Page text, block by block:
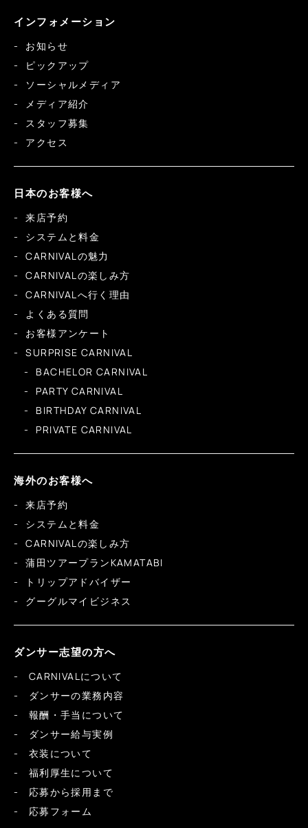
インフォメーション
お知らせ
ピックアップ
ソーシャルメディア
メディア紹介
スタッフ募集
アクセス
日本のお客様へ
来店予約
システムと料金
CARNIVALの魅力
CARNIVALの楽しみ方
CARNIVALへ行く理由
よくある質問
お客様アンケート
SURPRISE CARNIVAL
BACHELOR CARNIVAL
PARTY CARNIVAL
BIRTHDAY CARNIVAL
PRIVATE CARNIVAL
海外のお客様へ
来店予約
システムと料金
CARNIVALの楽しみ方
蒲田ツアープランKAMATABI
トリップアドバイザー
グーグルマイビジネス
ダンサー志望の方へ
CARNIVALについて
ダンサーの業務内容
報酬・手当について
ダンサー給与実例
衣装について
福利厚生について
応募から採用まで
応募フォーム